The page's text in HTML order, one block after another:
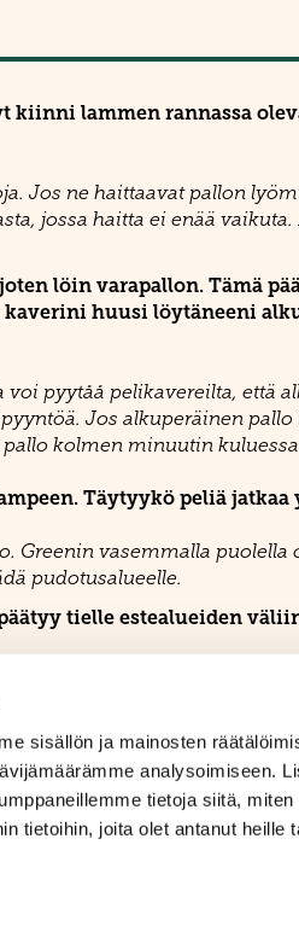
sisällön ja mainosten
analysoimiseen.
tietoja siitä,
tietoihin, joita olet antanut heille
kiinni lammen rannassa
Jos ne haittaavat pallon
jossa haitta ei enää
löin varapallon. Tämä
huusi löytäneeni
voi pyytåå pelikavereilta,
Jos alkuperäinen
kolmen minuutin
Täytyykö peliä
vasemmalla puolella
pudotusalueelle.
tielle estealueiden
sisälle. Sääntö 16.